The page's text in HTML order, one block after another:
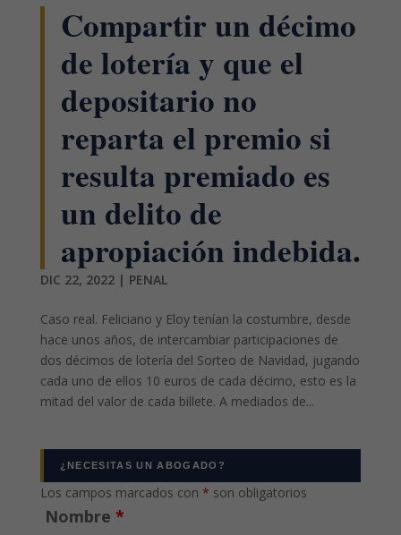
Compartir un décimo
de lotería y que el
depositario no
reparta el premio si
resulta premiado es
un delito de
apropiación indebida.
DIC 22, 2022| PENAL
Caso real. Feliciano y Eloy tenían la costumbre, desde
hace unos años, de intercambiar participaciones de
dos décimos de lotería del Sorteo de Navidad, jugando
cada uno de ellos 10 euros de cada décimo, esto es la
mitad del valor de cada billete. A mediados de...
¿NECESITAS UN ABOGADO?
Los campos marcados con * son obligatorios
Nombre *